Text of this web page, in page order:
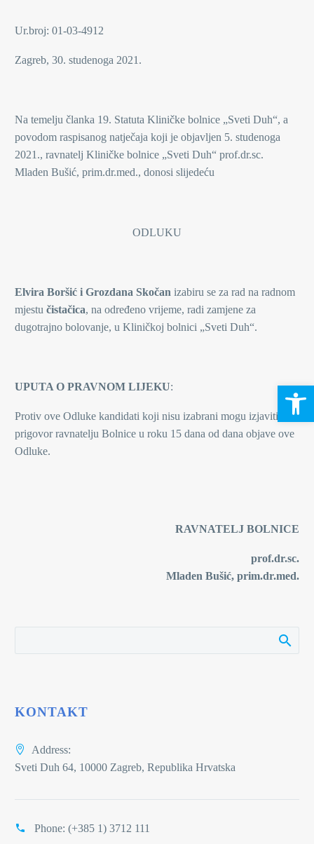
Ur.broj: 01-03-4912
Zagreb, 30. studenoga 2021.
Na temelju članka 19. Statuta Kliničke bolnice „Sveti Duh“, a
povodom raspisanog natječaja koji je objavljen 5. studenoga
2021., ravnatelj Kliničke bolnice „Sveti Duh“ prof.dr.sc.
Mladen Bušić, prim.dr.med., donosi slijedeću
ODLUKU
Elvira Boršić i Grozdana Skočan izabiru se za rad na radnom
mjestu čistačica, na određeno vrijeme, radi zamjene za
dugotrajno bolovanje, u Kliničkoj bolnici „Sveti Duh“.
UPUTA O PRAVNOM LIJEKU:
Protiv ove Odluke kandidati koji nisu izabrani mogu izjaviti
prigovor ravnatelju Bolnice u roku 15 dana od dana objave ove
Odluke.
RAVNATELJ BOLNICE
prof.dr.sc.
Mladen Bušić, prim.dr.med.
KONTAKT
Address:
Sveti Duh 64, 10000 Zagreb, Republika Hrvatska
Phone: (+385 1) 3712 111